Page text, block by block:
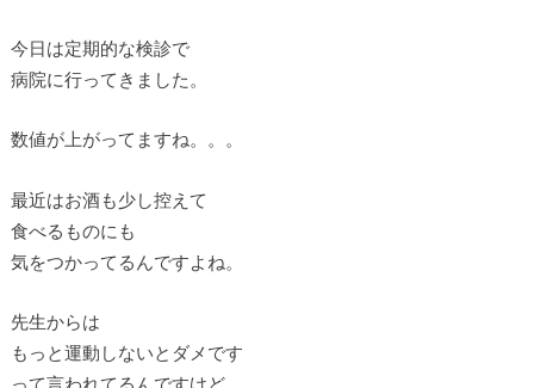
今日は定期的な検診で
病院に行ってきました。
数値が上がってますね。。。
最近はお酒も少し控えて
食べるものにも
気をつかってるんですよね。
先生からは
もっと運動しないとダメです
って言われてるんですけど、